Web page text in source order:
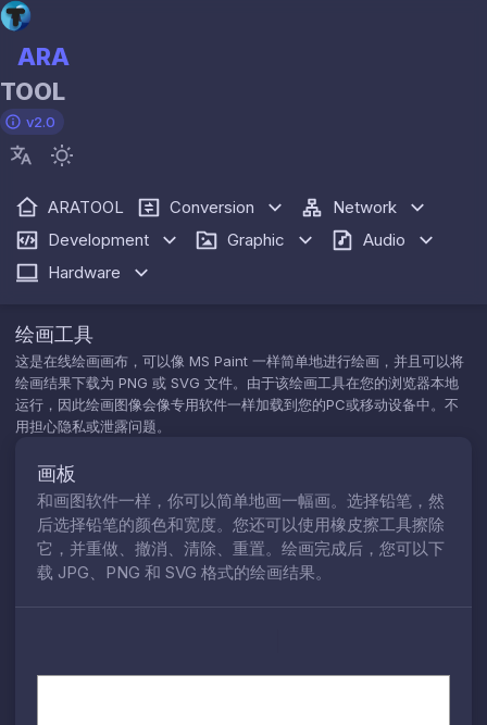
ARA
TOOL
v2.0
ARATOOL Conversion
Network
Development
Graphic
Audio
Hardware
绘画工具
这是在线绘画画布，可以像 MS Paint 一样简单地进行绘画，并且可以将
绘画结果下载为 PNG 或 SVG 文件。由于该绘画工具在您的浏览器本地
运行，因此绘画图像会像专用软件一样加载到您的PC或移动设备中。不
用担心隐私或泄露问题。
画板
和画图软件一样，你可以简单地画一幅画。选择铅笔，然
后选择铅笔的颜色和宽度。您还可以使用橡皮擦工具擦除
它，并重做、撤消、清除、重置。绘画完成后，您可以下
载 JPG、PNG 和 SVG 格式的绘画结果。